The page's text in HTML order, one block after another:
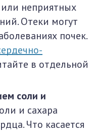
неприятных
Отеки могут
почек.
в отдельной
соли и
и сахара
Что касается